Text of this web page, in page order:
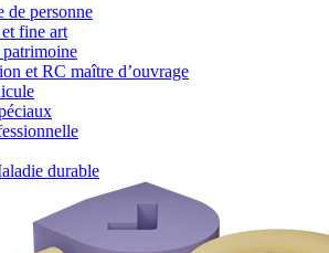
de personne
fine art
patrimoine
et RC maître d’ouvrage
durable